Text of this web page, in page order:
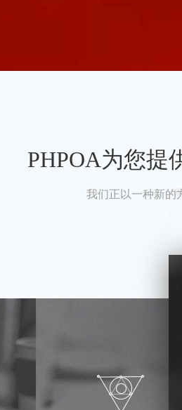
PHPOA为您提
我们正以一种新的